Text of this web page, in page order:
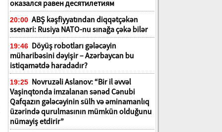
оказался равен десятилетиям
20:00 ABŞ kəşfiyyatından diqqətçəkən
ssenari: Rusiya NATO-nu sınağa çəkə bilər
19:46 Döyüş robotları gələcəyin
müharibəsini dəyişir – Azərbaycan bu
istiqamətdə haradadır?
19:25 Novruzəli Aslanov: “Bir il əvvəl
Vaşinqtonda imzalanan sənəd Cənubi
Qafqazın gələcəyinin sülh və əminamanlıq
üzərində qurulmasının mümkün olduğunu
nümayiş etdirir”